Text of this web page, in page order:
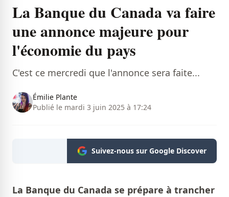
La Banque du Canada va faire
une annonce majeure pour
l'économie du pays
C'est ce mercredi que l'annonce sera faite...
Émilie Plante
Publié le mardi 3 juin 2025 à 17:24
Suivez-nous sur Google Discover
La Banque du Canada se prépare à trancher